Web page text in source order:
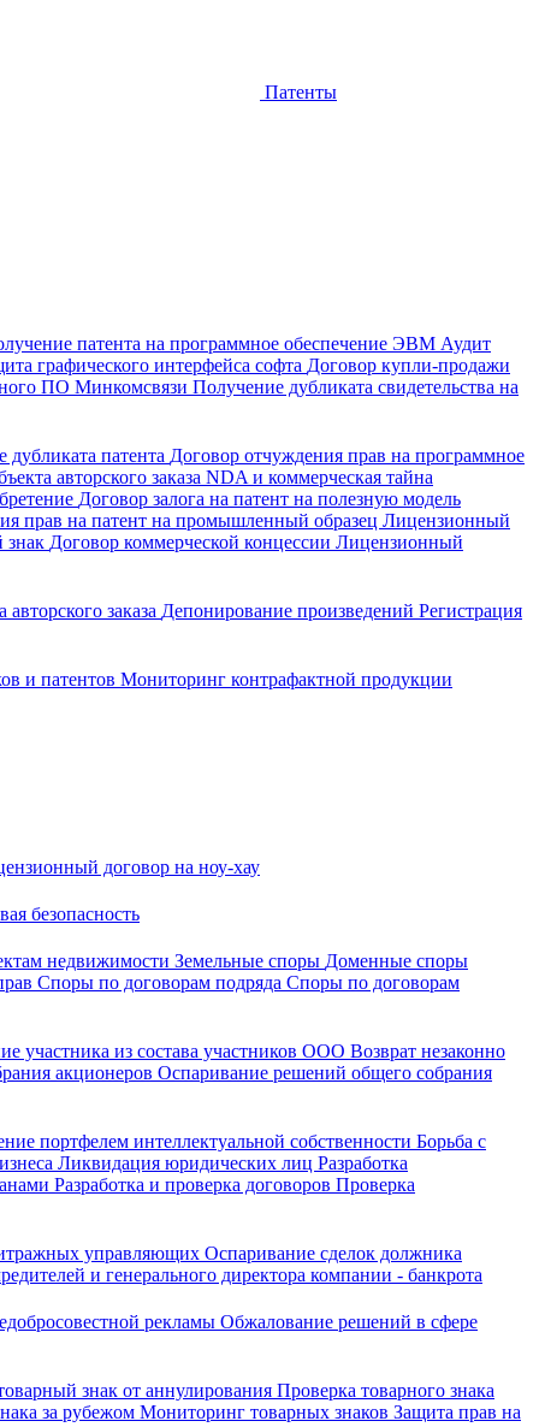
Патенты
патента на программное обеспечение ЭВМ Аудит
графического интерфейса софта Договор купли-продажи
ПО Минкомсвязи Получение дубликата свидетельства на
дубликата патента Договор отчуждения прав на программное
авторского заказа NDA и коммерческая тайна
Договор залога на патент на полезную модель
прав на патент на промышленный образец Лицензионный
знак Договор коммерческой концессии Лицензионный
заказа Депонирование произведений Регистрация
и патентов Мониторинг контрафактной продукции
договор на ноу-хау
безопасность
недвижимости Земельные споры Доменные споры
Споры по договорам подряда Споры по договорам
участника из состава участников ООО Возврат незаконно
акционеров Оспаривание решений общего собрания
портфелем интеллектуальной собственности Борьба с
Ликвидация юридических лиц Разработка
Разработка и проверка договоров Проверка
управляющих Оспаривание сделок должника
и генерального директора компании - банкрота
рекламы Обжалование решений в сфере
знак от аннулирования Проверка товарного знака
за рубежом Мониторинг товарных знаков Защита прав на